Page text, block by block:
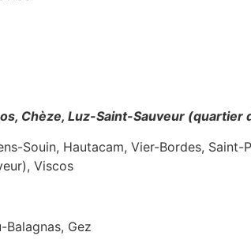
Chèze, Luz-Saint-Sauveur
Souin, Hautacam, Vier-Bordes,
Viscos
Gez